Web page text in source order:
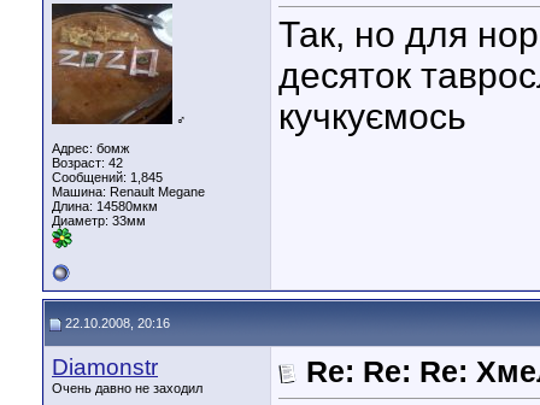
♂
Адрес: бомж
Возраст: 42
Сообщений: 1,845
Машина: Renault Megane
Длина: 14580мкм
Диаметр: 33мм
Так, но для
десяток
кучкуємось
22.10.2008, 20:16
Diamonstr
Очень давно не заходил
Re: Re: Re: